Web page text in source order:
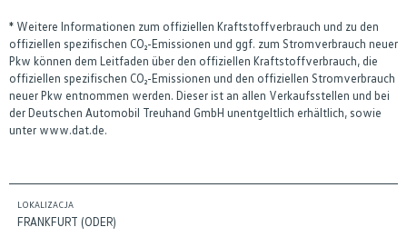
* Weitere Informationen zum offiziellen Kraftstoffverbrauch und zu den
offiziellen spezifischen CO₂-Emissionen und ggf. zum Stromverbrauch neuer
Pkw können dem Leitfaden über den offiziellen Kraftstoffverbrauch, die
offiziellen spezifischen CO₂-Emissionen und den offiziellen Stromverbrauch
neuer Pkw entnommen werden. Dieser ist an allen Verkaufsstellen und bei
der Deutschen Automobil Treuhand GmbH unentgeltlich erhältlich, sowie
unter www.dat.de.
LOKALIZACJA
FRANKFURT (ODER)